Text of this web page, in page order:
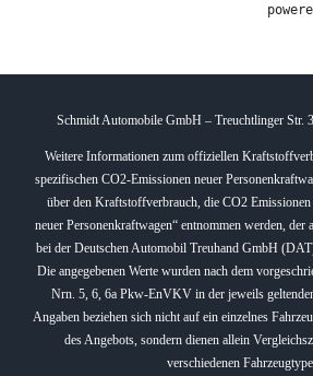
Schmidt Automobile GmbH – Treuchtlinger Str.
Weitere Informationen zum offiziellen
spezifischen CO2-Emissionen neuer
über den Kraftstoffverbrauch, die CO2
neuer Personenkraftwagen“ entnommen werden, der
bei der Deutschen Automobil Treuhand GmbH
Die angegebenen Werte wurden nach dem
Nrn. 5, 6, 6a Pkw-EnVKV in der jeweils
Angaben beziehen sich nicht auf ein einzelnes
des Angebots, sondern dienen allein
verschiedenen